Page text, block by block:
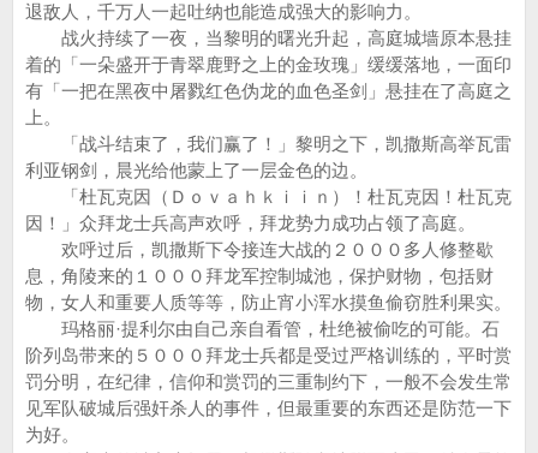
退敌人，千万人一起吐纳也能造成强大的影响力。
战火持续了一夜，当黎明的曙光升起，高庭城墙原本悬挂
着的「一朵盛开于青翠鹿野之上的金玫瑰」缓缓落地，一面印
有「一把在黑夜中屠戮红色伪龙的血色圣剑」悬挂在了高庭之
上。
「战斗结束了，我们赢了！」黎明之下，凯撒斯高举瓦雷
利亚钢剑，晨光给他蒙上了一层金色的边。
「杜瓦克因（Ｄｏｖａｈｋｉｉｎ）！杜瓦克因！杜瓦克
因！」众拜龙士兵高声欢呼，拜龙势力成功占领了高庭。
欢呼过后，凯撒斯下令接连大战的２０００多人修整歇
息，角陵来的１０００拜龙军控制城池，保护财物，包括财
物，女人和重要人质等等，防止宵小浑水摸鱼偷窃胜利果实。
玛格丽·提利尔由自己亲自看管，杜绝被偷吃的可能。石
阶列岛带来的５０００拜龙士兵都是受过严格训练的，平时赏
罚分明，在纪律，信仰和赏罚的三重制约下，一般不会发生常
见军队破城后强奸杀人的事件，但最重要的东西还是防范一下
为好。